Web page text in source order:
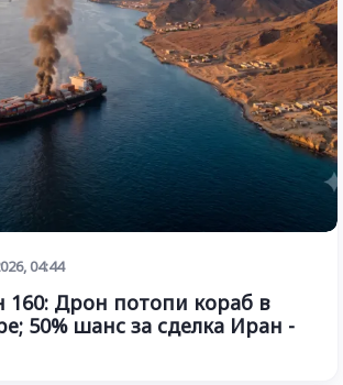
04:44
160: Дрон потопи кораб в
50% шанс за сделка Иран -